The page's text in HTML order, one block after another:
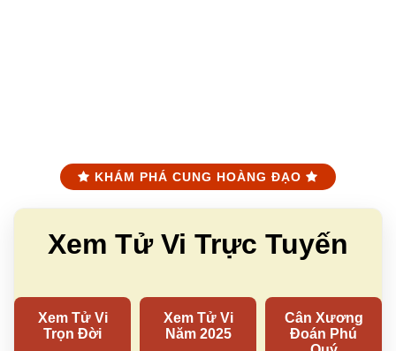
KHÁM PHÁ CUNG HOÀNG ĐẠO